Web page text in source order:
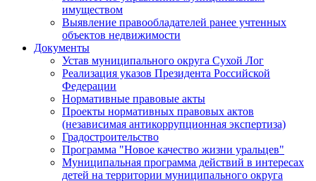
имуществом
Выявление правообладателей ранее учтенных
объектов недвижимости
Документы
Устав муниципального округа Сухой Лог
Реализация указов Президента Российской
Федерации
Нормативные правовые акты
Проекты нормативных правовых актов
(независимая антикоррупционная экспертиза)
Градостроительство
Программа "Новое качество жизни уральцев"
Муниципальная программа действий в интересах
детей на территории муниципального округа